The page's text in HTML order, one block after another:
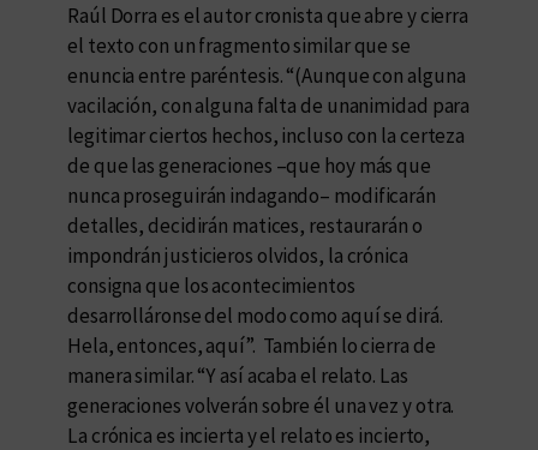
Raúl Dorra es el autor cronista que abre y cierra
el texto con un fragmento similar que se
enuncia entre paréntesis. “(Aunque con alguna
vacilación, con alguna falta de unanimidad para
legitimar ciertos hechos, incluso con la certeza
de que las generaciones –que hoy más que
nunca proseguirán indagando– modificarán
detalles, decidirán matices, restaurarán o
impondrán justicieros olvidos, la crónica
consigna que los acontecimientos
desarrolláronse del modo como aquí se dirá.
Hela, entonces, aquí”. También lo cierra de
manera similar. “Y así acaba el relato. Las
generaciones volverán sobre él una vez y otra.
La crónica es incierta y el relato es incierto,